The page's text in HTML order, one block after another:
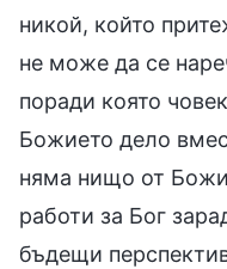
никой, който
не може да се
поради която
Божието дело
няма нищо от
работи за Бог
бъдещи